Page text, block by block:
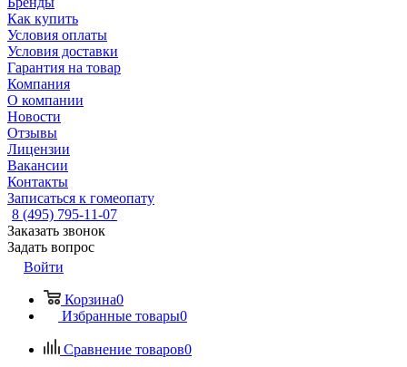
Как купить
Условия оплаты
Условия доставки
Гарантия на товар
Компания
О компании
Новости
Отзывы
Лицензии
Вакансии
Контакты
Записаться к гомеопату
8 (495) 795-11-07
Заказать звонок
Задать вопрос
Войти
Корзина0
Избранные товары0
Сравнение товаров0